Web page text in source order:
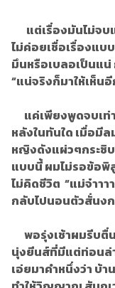
แต่เรื่องมันไม่จบ
ไม่ค่อยเชื่อเรื่องแบ
มึนหรือเบลอเป็นแน่
“แน่จริงก็มาให้เห็นอี
แค่เพียงพูดจบเท่
หลังในทันใด เมื่อมี
หญิงดังแผ่วๆกระซิบ
แบบนี้ ผมไม่รอข้อพิ
ไม่คิดชีวิต “แม่จ๋าาา
กลับไปนอนตัวสั่นงก
พอรุ่งเช้าผมรีบตื่
นุ่งยีนส์ที่มีแต่ท่อนล่
เอ่ยมาคำหนึ่งว่า บ้า